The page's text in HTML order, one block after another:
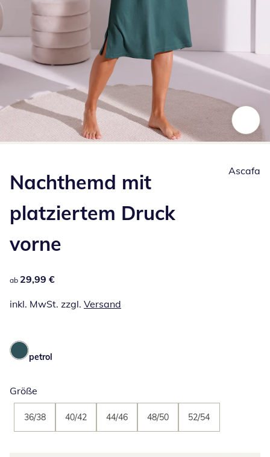
Nachthemd mit
platziertem Druck
vorne
29,99 €
ab 29,99 €
inkl. MwSt. zzgl. Versand
Ascafa
petrol
Größe
36/38 40/42 44/46 48/50 52/54